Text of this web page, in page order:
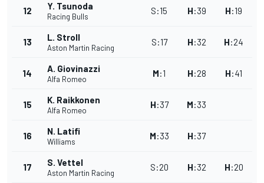
12 Y. Tsunoda
Racing Bulls
S:15 H:39 H:19
13 L. Stroll
Aston Martin Racing
S:17 H:32 H:24
14 A. Giovinazzi
Alfa Romeo
M:1 H:28 H:41
15 K. Raikkonen
Alfa Romeo
H:37 M:33
16 N. Latifi
Williams
M:33 H:37
17 S. Vettel
Aston Martin Racing
S:20 H:32 H:20